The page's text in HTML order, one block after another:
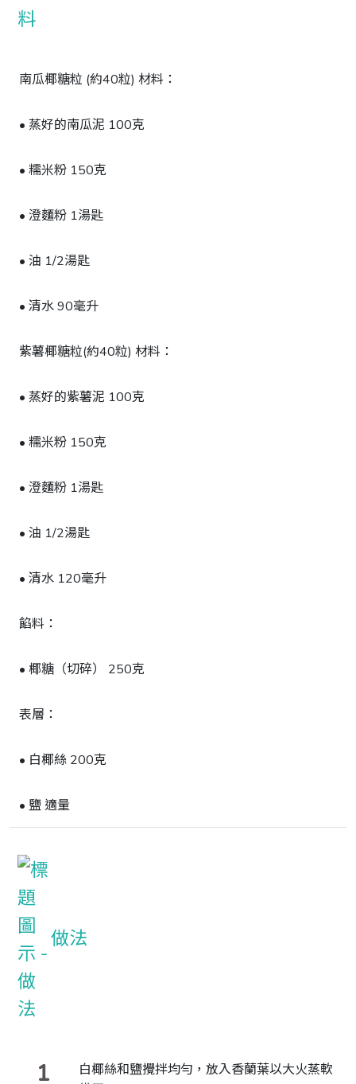
南瓜椰糖粒 (約40粒) 材料：
• 蒸好的南瓜泥 100克
• 糯米粉 150克
• 澄麵粉 1湯匙
• 油 1/2湯匙
• 清水 90毫升
紫薯椰糖粒(約40粒) 材料：
• 蒸好的紫薯泥 100克
• 糯米粉 150克
• 澄麵粉 1湯匙
• 油 1/2湯匙
• 清水 120毫升
餡料：
• 椰糖（切碎） 250克
表層：
• 白椰絲 200克
• 鹽 適量
做法
1
白椰絲和鹽攪拌均勻，放入香蘭葉以大火蒸軟